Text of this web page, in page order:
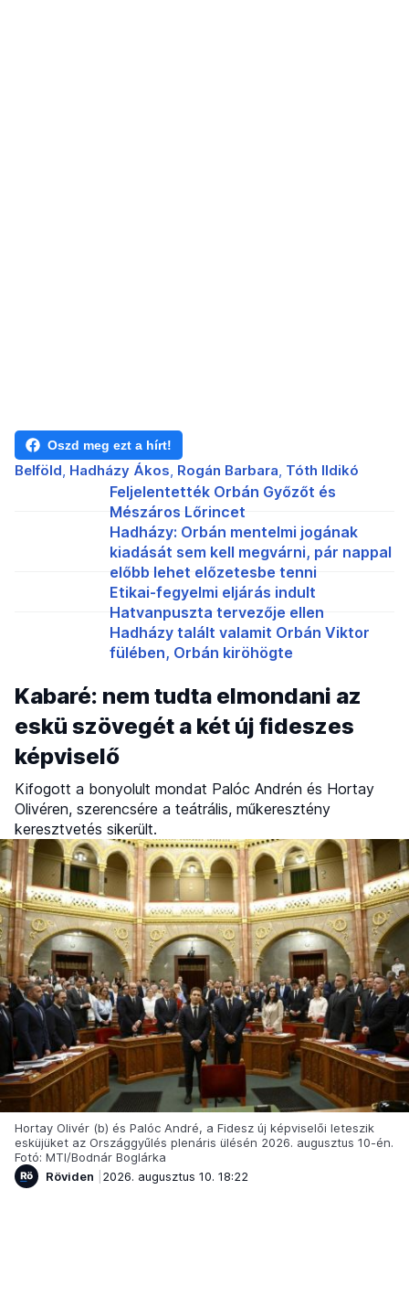
Oszd meg ezt a hírt!
Belföld Hadházy Ákos Rogán Barbara Tóth Ildikó
Feljelentették Orbán Győzőt és
Mészáros Lőrincet
Hadházy: Orbán mentelmi jogának
kiadását sem kell megvárni, pár nappal
előbb lehet előzetesbe tenni
Etikai-fegyelmi eljárás indult
Hatvanpuszta tervezője ellen
Hadházy talált valamit Orbán Viktor
fülében, Orbán kiröhögte
Kabaré: nem tudta elmondani az
eskü szövegét a két új fideszes
képviselő
Kifogott a bonyolult mondat Palóc Andrén és Hortay
Olivéren, szerencsére a teátrális, műkeresztény
keresztvetés sikerült.
Hortay Olivér (b) és Palóc André, a Fidesz új képviselői leteszik
esküjüket az Országgyűlés plenáris ülésén 2026. augusztus 10-én.
Fotó: MTI/Bodnár Boglárka
Röviden
2026. augusztus 10. 18:22